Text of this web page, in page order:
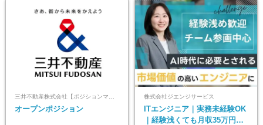
オープンポジション
株式会社ジエンジサービス
ITエンジニア｜実務未経験OK
｜経験浅くても月収35万円～